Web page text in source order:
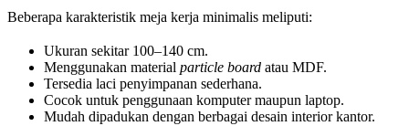
Beberapa karakteristik meja kerja minimalis meliputi:
Ukuran sekitar 100–140 cm.
Menggunakan material particle board atau MDF.
Tersedia laci penyimpanan sederhana.
Cocok untuk penggunaan komputer maupun laptop.
Mudah dipadukan dengan berbagai desain interior kantor.